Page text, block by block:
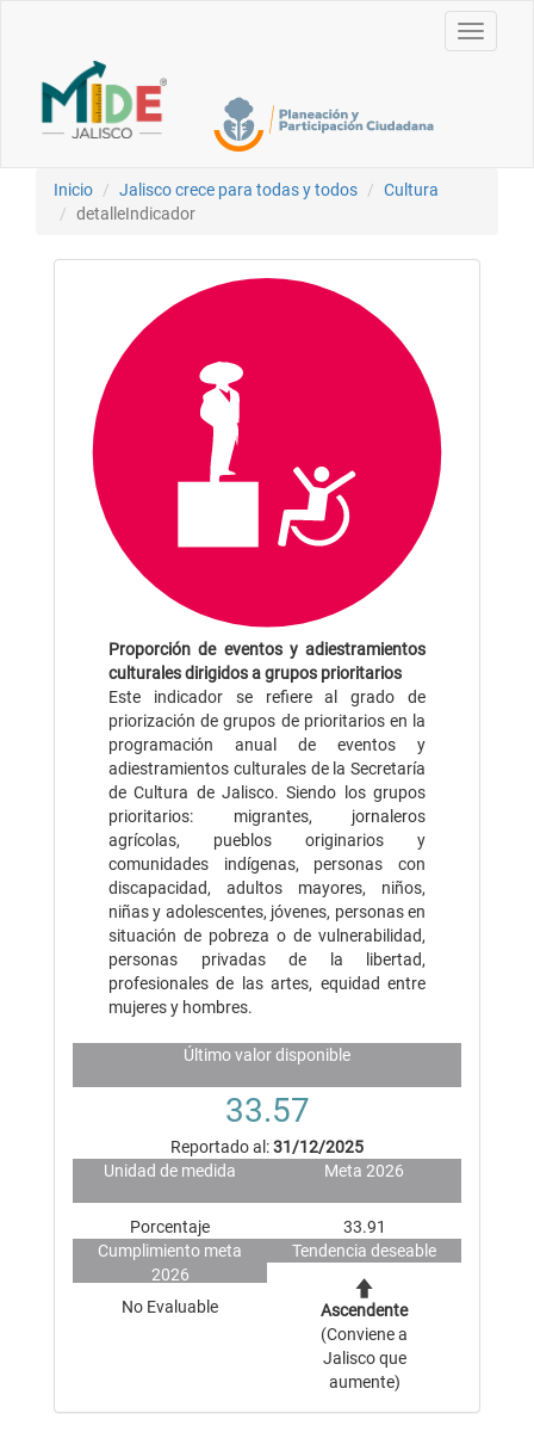
Toggle
Inicio Jalisco crece para todas y todos
Cultura
detalleIndicador
Proporción de eventos y adiestramientos
culturales dirigidos a grupos prioritarios
Este indicador se refiere al grado de
priorización de grupos de prioritarios en la
programación anual de eventos y
adiestramientos culturales de la Secretaría
de Cultura de Jalisco. Siendo los grupos
prioritarios: migrantes, jornaleros
agrícolas, pueblos originarios y
comunidades indígenas, personas con
discapacidad, adultos mayores, niños,
niñas y adolescentes, jóvenes, personas en
situación de pobreza o de vulnerabilidad,
personas privadas de la libertad,
profesionales de las artes, equidad entre
mujeres y hombres.
Último valor disponible
33.57
Reportado al:31/12/2025
Unidad de medida
Porcentaje
Meta 2026
33.91
Cumplimiento meta
2026
No Evaluable
Tendencia deseable
Ascendente
(Conviene a
Jalisco que
aumente)